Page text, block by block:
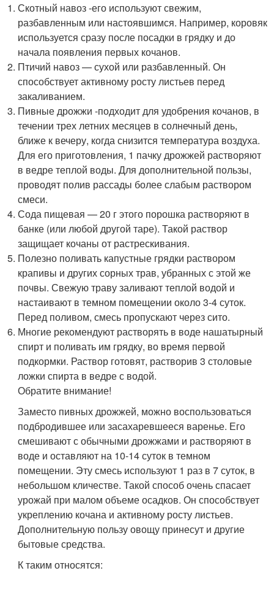
Скотный навоз -его используют свежим,
разбавленным или настоявшимся. Например, коровяк
используется сразу после посадки в грядку и до
начала появления первых кочанов.
Птичий навоз — сухой или разбавленный. Он
способствует активному росту листьев перед
закаливанием.
Пивные дрожжи -подходит для удобрения кочанов, в
течении трех летних месяцев в солнечный день,
ближе к вечеру, когда снизится температура воздуха.
Для его приготовления, 1 пачку дрожжей растворяют
в ведре теплой воды. Для дополнительной пользы,
проводят полив рассады более слабым раствором
смеси.
Сода пищевая — 20 г этого порошка растворяют в
банке (или любой другой таре). Такой раствор
защищает кочаны от растрескивания.
Полезно поливать капустные грядки раствором
крапивы и других сорных трав, убранных с этой же
почвы. Свежую траву заливают теплой водой и
настаивают в темном помещении около 3-4 суток.
Перед поливом, смесь пропускают через сито.
Многие рекомендуют растворять в воде нашатырный
спирт и поливать им грядку, во время первой
подкормки. Раствор готовят, растворив 3 столовые
ложки спирта в ведре с водой.
Обратите внимание!
Заместо пивных дрожжей, можно воспользоваться
подбродившее или засахаревшееся варенье. Его
смешивают с обычными дрожжами и растворяют в
воде и оставляют на 10-14 суток в темном
помещении. Эту смесь используют 1 раз в 7 суток, в
небольшом кличестве. Такой способ очень спасает
урожай при малом объеме осадков. Он способствует
укреплению кочана и активному росту листьев.
Дополнительную пользу овощу принесут и другие
бытовые средства.
К таким относятся: